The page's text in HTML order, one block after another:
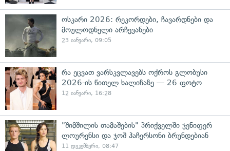
ოსკარი 2026: რეკორდები, ჩავარდნები და
მოულოდნელი არჩევანები
23 იანვარი, 09:05
რა ეცვათ ვარსკვლავებს ოქროს გლობუსი
2026-ის წითელ ხალიჩაზე — 26 ფოტო
12 იანვარი, 16:28
"შიმშილის თამაშების" პრიქველში ჯენიფერ
ლოურენსი და ჯოშ ჰაჩერსონი ბრუნდებიან
11 დეკემბერი, 08:47